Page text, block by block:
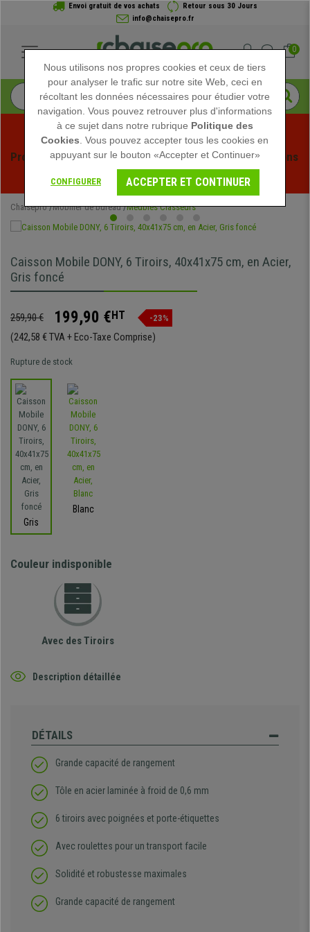
Envoi gratuit de vos achats
Retour sous 30 Jours
info@chaisepro.fr
0
Profitez des soldes d'été chez Chaisepro ! Des réductions
exclusives pour une durée limitée - Voir l'offre
Chaisepro Mobilier de bureau Meubles Classeurs
Caisson Mobile DONY, 6 Tiroirs, 40x41x75 cm, en Acier,
Gris foncé
259,90 € 199,90 €HT -23%
(242,58 € TVA + Eco-Taxe Comprise)
Rupture de stock
Gris
Blanc
Couleur indisponible
Avec des Tiroirs
Description détaillée
DÉTAILS
Grande capacité de rangement
Tôle en acier laminée à froid de 0,6 mm
6 tiroirs avec poignées et porte-étiquettes
Avec roulettes pour un transport facile
Solidité et robustesse maximales
Grande capacité de rangement
Nous utilisons nos propres cookies et ceux de tiers
pour analyser le trafic sur notre site Web, ceci en
récoltant les données nécessaires pour étudier votre
navigation. Vous pouvez retrouver plus d'informations
à ce sujet dans notre rubrique Politique des
Cookies . Vous pouvez accepter tous les cookies en
appuyant sur le bouton «Accepter et Continuer»
CONFIGURER ACCEPTER ET CONTINUER